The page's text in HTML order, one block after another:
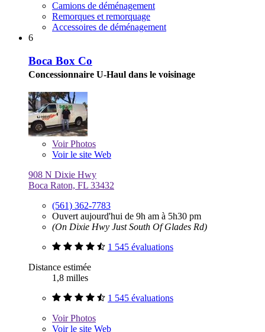
Camions de déménagement
Remorques et remorquage
Accessoires de déménagement
6
Boca Box Co
Concessionnaire U-Haul dans le voisinage
VoirPhotos
Voir le site Web
908 N Dixie Hwy
Boca Raton, FL 33432
(561) 362-7783
Ouvert aujourd'hui de 9h am à 5h30 pm
(On Dixie Hwy Just South Of Glades Rd)
1 545 évaluations
Distance estimée
1,8 milles
1 545 évaluations
VoirPhotos
Voir le site Web